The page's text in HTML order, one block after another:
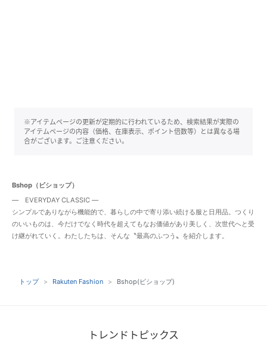
※アイテムページの更新が定期的に行われているため、検索結果が実際の
アイテムページの内容（価格、在庫表示、ポイント倍数等）とは異なる場
合がございます。ご注意ください。
Bshop（ビショップ）
― EVERYDAY CLASSIC ―
シンプルでありながら機能的で、暮らしの中で寄り添い続ける服と日用品。つくり
のいいものは、今だけでなく時代を超えてもなお価値があり美しく、次世代へと受
け継がれていく。わたしたちは、そんな〝最高のふつう〟を紹介します。
トップ Rakuten Fashion Bshop(ビショップ)
トレンドトピックス